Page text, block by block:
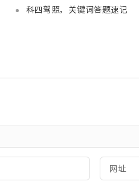
科四驾照，关键词答题速记